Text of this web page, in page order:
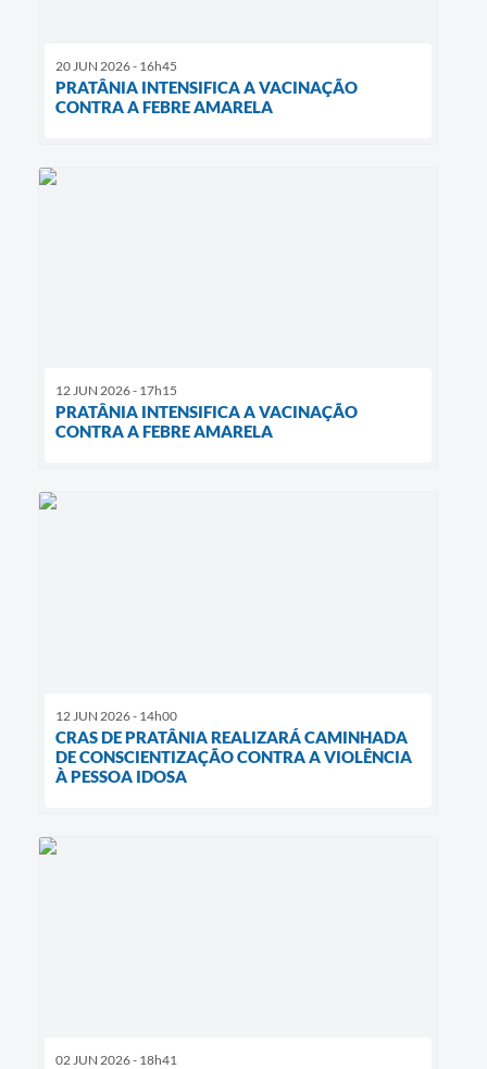
20 JUN 2026 - 16h45
PRATÂNIA INTENSIFICA A VACINAÇÃO
CONTRA A FEBRE AMARELA
12 JUN 2026 - 17h15
PRATÂNIA INTENSIFICA A VACINAÇÃO
CONTRA A FEBRE AMARELA
12 JUN 2026 - 14h00
CRAS DE PRATÂNIA REALIZARÁ CAMINHADA
DE CONSCIENTIZAÇÃO CONTRA A VIOLÊNCIA
À PESSOA IDOSA
02 JUN 2026 - 18h41